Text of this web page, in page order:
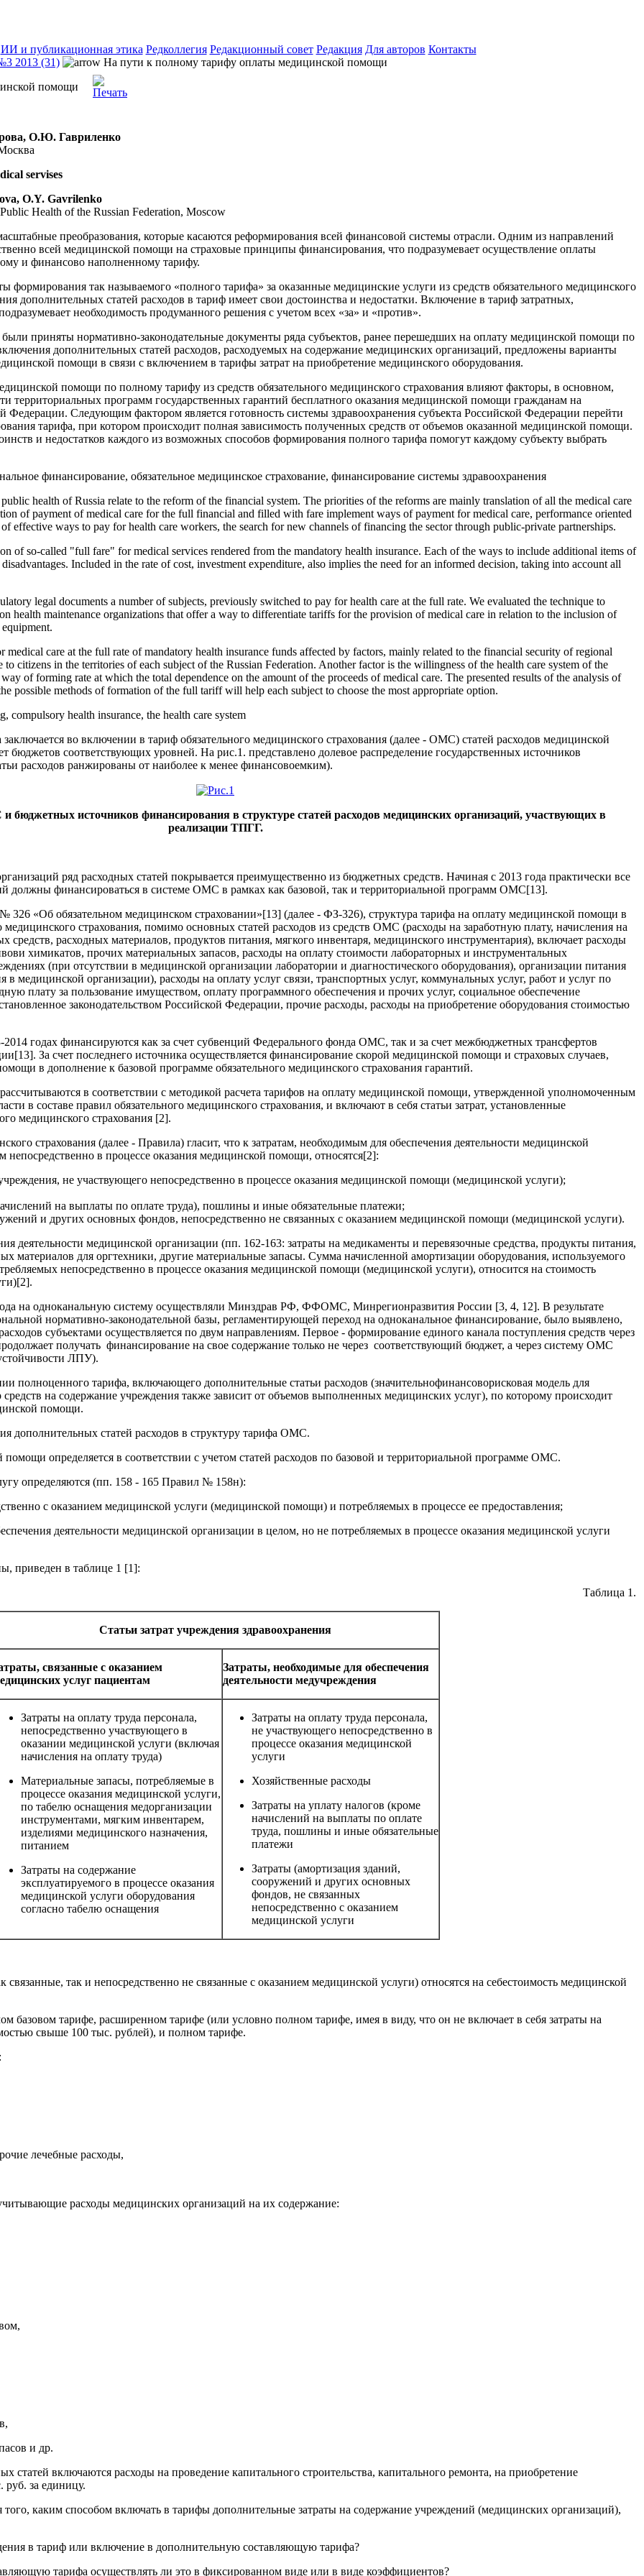
ИИ и публикационная этика Редколлегия Редакционный совет Редакция Для авторов Контакты
2013 (31)
На пути к полному тарифу оплаты медицинской помощи
помощи
О.Ю. Гавриленко
servises
O.Y. Gavrilenko
Health of the Russian Federation, Moscow
преобразования, которые касаются реформирования всей финансовой системы отрасли. Одним из направлений
всей медицинской помощи на страховые принципы финансирования, что подразумевает осуществление оплаты
и финансово наполненному тарифу.
формирования так называемого «полного тарифа» за оказанные медицинские услуги из средств обязательного медицинского
дополнительных статей расходов в тариф имеет свои достоинства и недостатки. Включение в тариф затратных,
необходимость продуманного решения с учетом всех «за» и «против».
приняты нормативно-законодательные документы ряда субъектов, ранее перешедших на оплату медицинской помощи по
дополнительных статей расходов, расходуемых на содержание медицинских организаций, предложены варианты
помощи в связи с включением в тарифы затрат на приобретение медицинского оборудования.
помощи по полному тарифу из средств обязательного медицинского страхования влияют факторы, в основном,
территориальных программ государственных гарантий бесплатного оказания медицинской помощи гражданам на
Федерации. Следующим фактором является готовность системы здравоохранения субъекта Российской Федерации перейти
тарифа, при котором происходит полная зависимость полученных средств от объемов оказанной медицинской помощи.
и недостатков каждого из возможных способов формирования полного тарифа помогут каждому субъекту выбрать
финансирование, обязательное медицинское страхование, финансирование системы здравоохранения
health of Russia relate to the reform of the financial system. The priorities of the reforms are mainly translation of all the medical care
of payment of medical care for the full financial and filled with fare implement ways of payment for medical care, performance oriented
effective ways to pay for health care workers, the search for new channels of financing the sector through public-private partnerships.
of so-called "full fare" for medical services rendered from the mandatory health insurance. Each of the ways to include additional items of
Included in the rate of cost, investment expenditure, also implies the need for an informed decision, taking into account all
legal documents a number of subjects, previously switched to pay for health care at the full rate. We evaluated the technique to
health maintenance organizations that offer a way to differentiate tariffs for the provision of medical care in relation to the inclusion of
care at the full rate of mandatory health insurance funds affected by factors, mainly related to the financial security of regional
to citizens in the territories of each subject of the Russian Federation. Another factor is the willingness of the health care system of the
of forming rate at which the total dependence on the amount of the proceeds of medical care. The presented results of the analysis of
possible methods of formation of the full tariff will help each subject to choose the most appropriate option.
compulsory health insurance, the health care system
во включении в тариф обязательного медицинского страхования (далее - ОМС) статей расходов медицинской
бюджетов соответствующих уровней. На рис.1. представлено долевое распределение государственных источников
расходов ранжированы от наиболее к менее финансовоемким).
бюджетных источников финансирования в структуре статей расходов медицинских организаций, участвующих в
реализации ТПГГ.
ряд расходных статей покрывается преимущественно из бюджетных средств. Начиная с 2013 года практически все
должны финансироваться в системе ОМС в рамках как базовой, так и территориальной программ ОМС[13].
326 «Об обязательном медицинском страховании»[13] (далее - ФЗ-326), структура тарифа на оплату медицинской помощи в
медицинского страхования, помимо основных статей расходов из средств ОМС (расходы на заработную плату, начисления на
средств, расходных материалов, продуктов питания, мягкого инвентаря, медицинского инструментария), включает расходы
химикатов, прочих материальных запасов, расходы на оплату стоимости лабораторных и инструментальных
(при отсутствии в медицинской организации лаборатории и диагностического оборудования), организации питания
в медицинской организации), расходы на оплату услуг связи, транспортных услуг, коммунальных услуг, работ и услуг по
плату за пользование имуществом, оплату программного обеспечения и прочих услуг, социальное обеспечение
законодательством Российской Федерации, прочие расходы, расходы на приобретение оборудования стоимостью
годах финансируются как за счет субвенций Федерального фонда ОМС, так и за счет межбюджетных трансфертов
За счет последнего источника осуществляется финансирование скорой медицинской помощи и страховых случаев,
в дополнение к базовой программе обязательного медицинского страхования гарантий.
в соответствии с методикой расчета тарифов на оплату медицинской помощи, утвержденной уполномоченным
в составе правил обязательного медицинского страхования, и включают в себя статьи затрат, установленные
медицинского страхования [2].
страхования (далее - Правила) гласит, что к затратам, необходимым для обеспечения деятельности медицинской
в процессе оказания медицинской помощи, относятся[2]:
не участвующего непосредственно в процессе оказания медицинской помощи (медицинской услуги);
на выплаты по оплате труда), пошлины и иные обязательные платежи;
и других основных фондов, непосредственно не связанных с оказанием медицинской помощи (медицинской услуги).
деятельности медицинской организации (пп. 162-163: затраты на медикаменты и перевязочные средства, продукты питания,
материалов для оргтехники, другие материальные запасы. Сумма начисленной амортизации оборудования, используемого
непосредственно в процессе оказания медицинской помощи (медицинской услуги), относится на стоимость
на одноканальную систему осуществляли Минздрав РФ, ФФОМС, Минрегионразвития России [3, 4, 12]. В результате
нормативно-законодательной базы, регламентирующей переход на одноканальное финансирование, было выявлено,
субъектами осуществляется по двум направлениям. Первое - формирование единого канала поступления средств через
получать финансирование на свое содержание только не через соответствующий бюджет, а через систему ОМС
ЛПУ).
полноценного тарифа, включающего дополнительные статьи расходов (значительнофинансоворисковая модель для
на содержание учреждения также зависит от объемов выполненных медицинских услуг), по которому происходит
помощи.
дополнительных статей расходов в структуру тарифа ОМС.
определяется в соответствии с учетом статей расходов по базовой и территориальной программе ОМС.
определяются (пп. 158 - 165 Правил № 158н):
с оказанием медицинской услуги (медицинской помощи) и потребляемых в процессе ее предоставления;
деятельности медицинской организации в целом, но не потребляемых в процессе оказания медицинской услуги
приведен в таблице 1 [1]:
Таблица 1.
Статьи затрат учреждения здравоохранения
связанные с оказанием
услуг пациентам
Затраты, необходимые для обеспечения
деятельности медучреждения
Затраты на оплату труда персонала,
непосредственно участвующего в
оказании медицинской услуги (включая
начисления на оплату труда)
Материальные запасы, потребляемые в
процессе оказания медицинской услуги,
по табелю оснащения медорганизации
инструментами, мягким инвентарем,
изделиями медицинского назначения,
питанием
Затраты на содержание
эксплуатируемого в процессе оказания
медицинской услуги оборудования
согласно табелю оснащения
Затраты на оплату труда персонала,
не участвующего непосредственно в
процессе оказания медицинской
услуги
Хозяйственные расходы
Затраты на уплату налогов (кроме
начислений на выплаты по оплате
труда, пошлины и иные обязательные
платежи
Затраты (амортизация зданий,
сооружений и других основных
фондов, не связанных
непосредственно с оказанием
медицинской услуги
связанные, так и непосредственно не связанные с оказанием медицинской услуги) относятся на себестоимость медицинской
базовом тарифе, расширенном тарифе (или условно полном тарифе, имея в виду, что он не включает в себя затраты на
свыше 100 тыс. рублей), и полном тарифе.
лечебные расходы,
расходы медицинских организаций на их содержание:
и др.
включаются расходы на проведение капитального строительства, капитального ремонта, на приобретение
за единицу.
каким способом включать в тарифы дополнительные затраты на содержание учреждений (медицинских организаций),
в тариф или включение в дополнительную составляющую тарифа?
тарифа осуществлять ли это в фиксированном виде или в виде коэффициентов?